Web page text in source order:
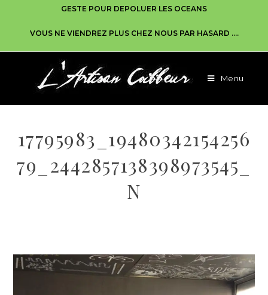
GESTE POUR DEPOLUER LES OCEANS
VOUS NE VIENDREZ PLUS CHEZ NOUS PAR HASARD ….
Menu
17795983_19480342154256
79_2442857138398973545_
N